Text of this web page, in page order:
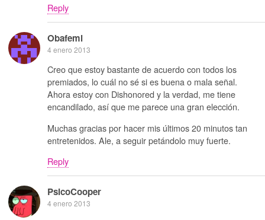
Reply
Obafemi
4 enero 2013
Creo que estoy bastante de acuerdo con todos los
premiados, lo cuál no sé si es buena o mala señal.
Ahora estoy con Dishonored y la verdad, me tiene
encandilado, así que me parece una gran elección.
Muchas gracias por hacer mis últimos 20 minutos tan
entretenidos. Ale, a seguir petándolo muy fuerte.
Reply
PsicoCooper
4 enero 2013